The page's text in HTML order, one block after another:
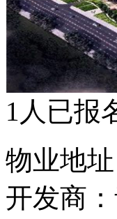
1人已报
物业地
开发商